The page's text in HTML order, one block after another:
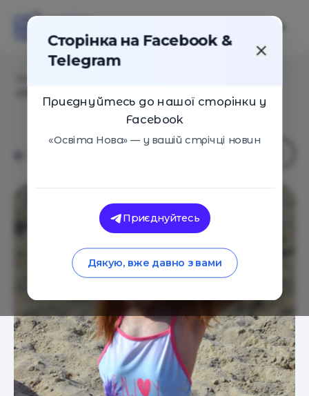
Сторінка на Facebook &
Telegram
Приєднуйтесь до нашої сторінки у
Facebook
«Освіта Нова» — у вашій стрічці новин
Приєднуйтесь
Дякую, вже давно з вами